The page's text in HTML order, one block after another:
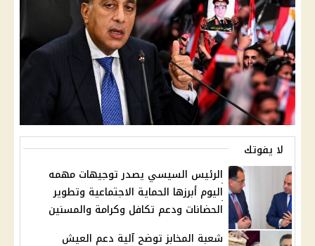
لا يفوتك
الرئيس السيسي يصدر توجيهات مهمه
اليوم أبرزها الحماية الاجتماعية وتطوير
الحضانات ودعم تكافل وكرامة والمسنين
شعبة المخابز توضح آلية دعم العيش